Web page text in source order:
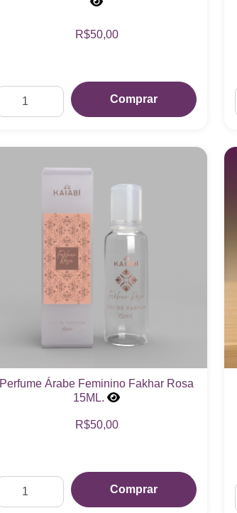
R$50,00
Comprar
Perfume Árabe Feminino Fakhar Rosa
15ML.
R$50,00
Comprar